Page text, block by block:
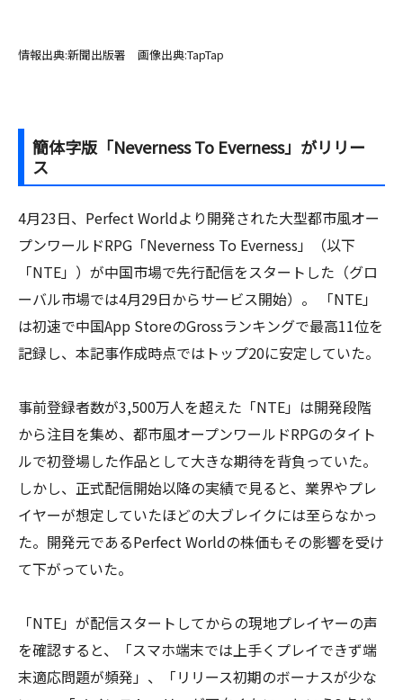
情報出典:新聞出版署 画像出典:TapTap
簡体字版「Neverness To Everness」がリリー
ス
4月23日、Perfect Worldより開発された大型都市風オー
プンワールドRPG「Neverness To Everness」（以下
「NTE」）が中国市場で先行配信をスタートした（グロ
ーバル市場では4月29日からサービス開始）。 「NTE」
は初速で中国App StoreのGrossランキングで最高11位を
記録し、本記事作成時点ではトップ20に安定していた。
事前登録者数が3,500万人を超えた「NTE」は開発段階
から注目を集め、都市風オープンワールドRPGのタイト
ルで初登場した作品として大きな期待を背負っていた。
しかし、正式配信開始以降の実績で見ると、業界やプレ
イヤーが想定していたほどの大ブレイクには至らなかっ
た。開発元であるPerfect Worldの株価もその影響を受け
て下がっていた。
「NTE」が配信スタートしてからの現地プレイヤーの声
を確認すると、「スマホ端末では上手くプレイできず端
末適応問題が頻発」、「リリース初期のボーナスが少な